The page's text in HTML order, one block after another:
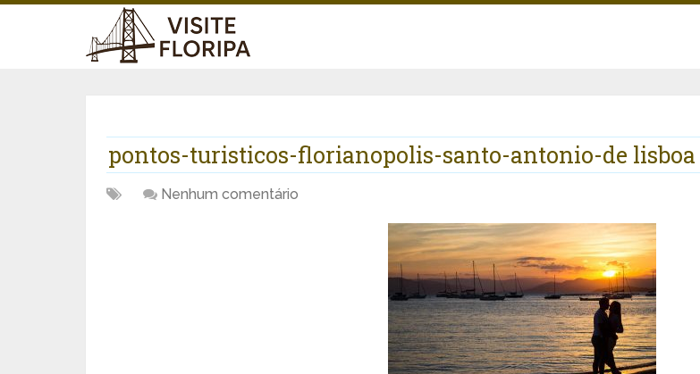
pontos-turisticos-florianopolis-santo-antonio-de lisboa
Nenhum comentário